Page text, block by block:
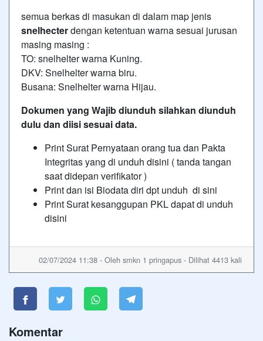
semua berkas di masukan di dalam map jenis
snelhecterdengan ketentuan warna sesuai jurusan
masing masing :
TO: snelhelter warna Kuning.
DKV: Snelhelter warna biru.
Busana: Snelhelter warna Hijau.
Dokumen yang Wajib diunduh silahkan diunduh
dulu dan diisi sesuai data.
Print Surat Pernyataan orang tua dan Pakta
Integritas yang di unduh disini ( tanda tangan
saat didepan verifikator )
Print dan isi Biodata diri dpt unduh di sini
Print Surat kesanggupan PKL dapat di unduh
disini
02/07/2024 11:38 - Oleh smkn 1 pringapus - Dilihat 4413 kali
Komentar